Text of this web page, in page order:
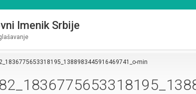
Imenik Srbije
min